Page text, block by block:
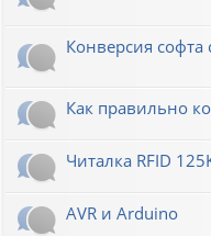
Конверсия софта
Как правильно
Читалка RFID
AVR и Arduino